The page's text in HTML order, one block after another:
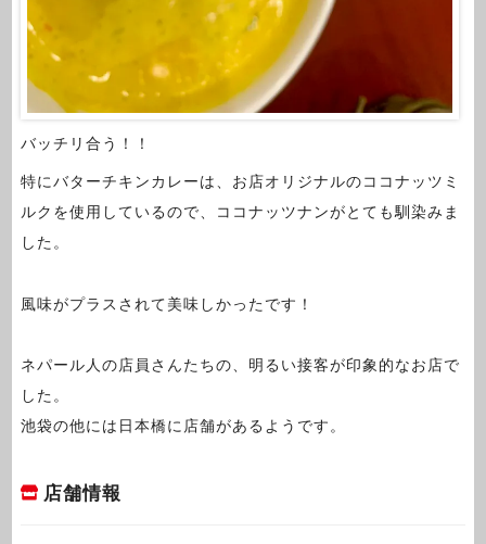
バッチリ合う！！
特にバターチキンカレーは、お店オリジナルのココナッツミ
ルクを使用しているので、ココナッツナンがとても馴染みま
した。
風味がプラスされて美味しかったです！
ネパール人の店員さんたちの、明るい接客が印象的なお店で
した。
池袋の他には日本橋に店舗があるようです。
店舗情報